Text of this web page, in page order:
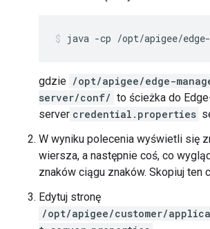
java -cp /opt/apigee/
gdzie /opt/apigee/edge-
server/conf/ to ścieżka do
server credential.properties
W wyniku polecenia wyświetli się
wiersza, a następnie coś, co
znaków ciągu znaków. Skopiuj ten
Edytuj stronę
/opt/apigee/customer/